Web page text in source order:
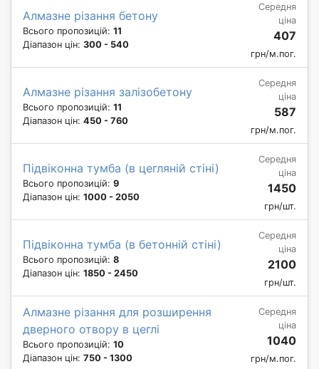
Алмазне різання бетону
Всього пропозицій: 11
Діапазон цін: 300 - 540
Середня
ціна
407
грн/м.пог.
Алмазне різання залізобетону
Всього пропозицій: 11
Діапазон цін: 450 - 760
Середня
ціна
587
грн/м.пог.
Підвіконна тумба (в цегляній стіні)
Всього пропозицій: 9
Діапазон цін: 1000 - 2050
Середня
ціна
1450
грн/шт.
Підвіконна тумба (в бетонній стіні)
Всього пропозицій: 8
Діапазон цін: 1850 - 2450
Середня
ціна
2100
грн/шт.
Алмазне різання для розширення
дверного отвору в цеглі
Всього пропозицій: 10
Діапазон цін: 750 - 1300
Середня
ціна
1040
грн/м.пог.